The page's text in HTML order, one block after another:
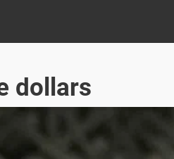
dollars